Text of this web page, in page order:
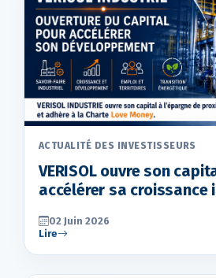
ACTUALITÉ DES INVESTISSEURS
VERISOL ouvre son
accélérer sa croissance
02 Juin 2026
Lire